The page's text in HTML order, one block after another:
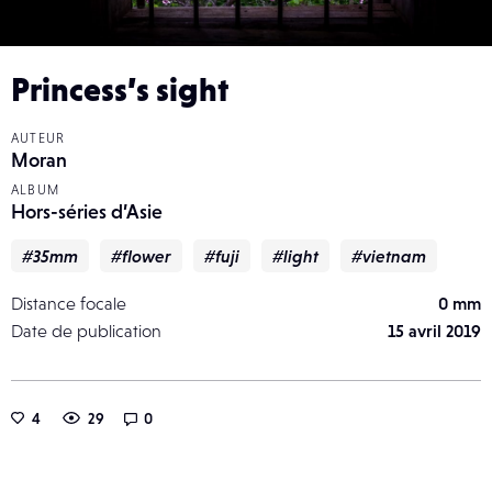
Princess’s sight
AUTEUR
Moran
ALBUM
Hors-séries d’Asie
#35mm #flower #fuji #light #vietnam
Distance focale
0 mm
Date de publication
15 avril 2019
4 29 0